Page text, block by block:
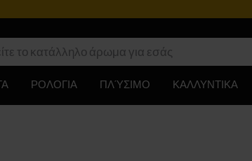
ΡΟΛΟΓΙΑ ΠΛΎΣΙΜΟ ΚΑΛΛΥΝΤΙΚΑ